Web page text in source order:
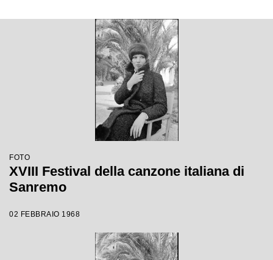
FOTO
XVIII Festival della canzone italiana di
Sanremo
02 FEBBRAIO 1968